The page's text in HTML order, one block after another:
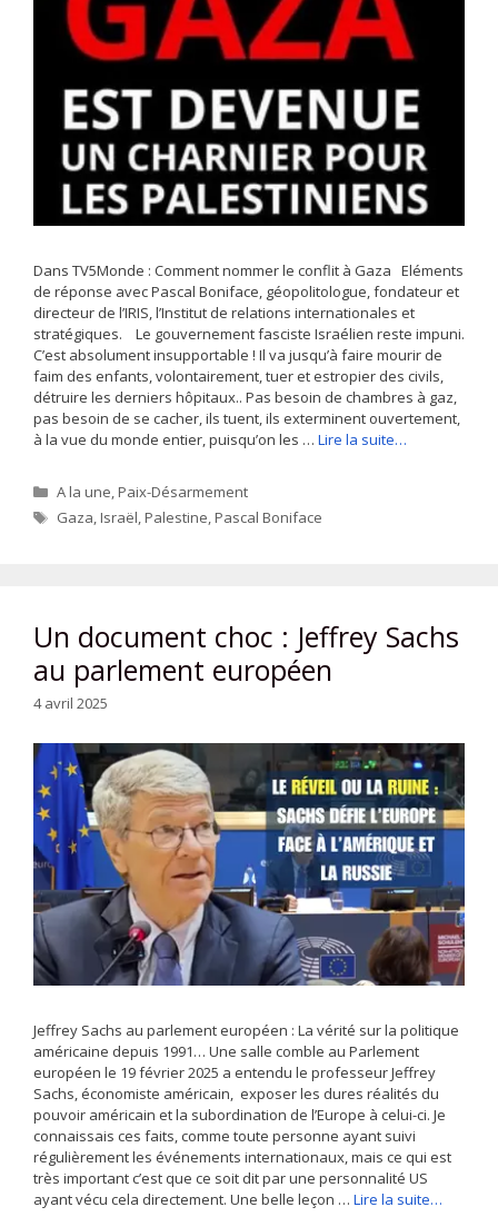
Dans TV5Monde : Comment nommer le conflit à Gaza Eléments
de réponse avec Pascal Boniface, géopolitologue, fondateur et
directeur de l’IRIS, l’Institut de relations internationales et
stratégiques. Le gouvernement fasciste Israélien reste impuni.
C’est absolument insupportable ! Il va jusqu’à faire mourir de
faim des enfants, volontairement, tuer et estropier des civils,
détruire les derniers hôpitaux.. Pas besoin de chambres à gaz,
pas besoin de se cacher, ils tuent, ils exterminent ouvertement,
à la vue du monde entier, puisqu’on les … Lire la suite…
Catégories
A la une Paix-Désarmement
Étiquettes
Gaza Israël Palestine Pascal Boniface
Un document choc : Jeffrey Sachs
au parlement européen
4 avril 2025
Jeffrey Sachs au parlement européen : La vérité sur la politique
américaine depuis 1991… Une salle comble au Parlement
européen le 19 février 2025 a entendu le professeur Jeffrey
Sachs, économiste américain, exposer les dures réalités du
pouvoir américain et la subordination de l’Europe à celui-ci. Je
connaissais ces faits, comme toute personne ayant suivi
régulièrement les événements internationaux, mais ce qui est
très important c’est que ce soit dit par une personnalité US
ayant vécu cela directement. Une belle leçon … Lire la suite…